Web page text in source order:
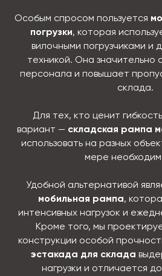
Особым спросом пользуется
погрузки, которая
вилочными погрузчиками и
техникой. Она значительно
персонала и повышает
склада.
Для тех, кто ценит
вариант — складская рампа
использовать на разных
мере
Удобной альтернативой
мобильная рампа,
интенсивных нагрузок и
Кроме того, мы
конструкции особой
эстакада для склада
нагрузки и отличается